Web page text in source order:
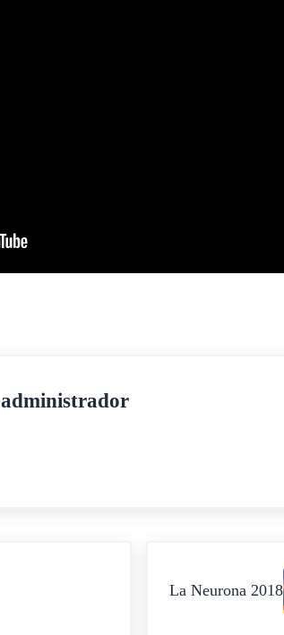
administrador
La Neurona 2018